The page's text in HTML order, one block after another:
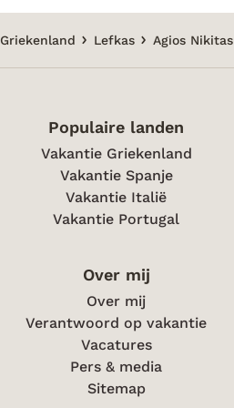
Griekenland Lefkas Agios Nikitas
Populaire landen
Vakantie Griekenland
Vakantie Spanje
Vakantie Italië
Vakantie Portugal
Over mij
Over mij
Verantwoord op vakantie
Vacatures
Pers & media
Sitemap